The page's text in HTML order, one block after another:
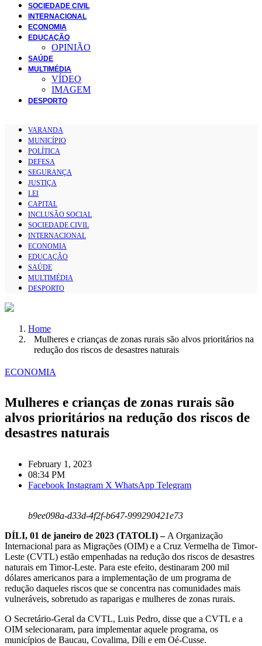
SOCIEDADE CIVIL
INTERNACIONAL
ECONOMIA
EDUCAÇÃO
OPINIÃO
SAÚDE
MULTIMÉDIA
VÍDEO
IMAGEM
DESPORTO
VARANDA
MUNICÍPIO
POLÍTICA
DEFESA
SEGURANÇA
JUSTIÇA
LEI
CAPITAL
INCLUSÃO SOCIAL
SOCIEDADE CIVIL
INTERNACIONAL
ECONOMIA
EDUCAÇÃO
SAÚDE
MULTIMÉDIA
DESPORTO
Home
Mulheres e crianças de zonas rurais são alvos prioritários na
redução dos riscos de desastres naturais
ECONOMIA
Mulheres e crianças de zonas rurais são
alvos prioritários na redução dos riscos de
desastres naturais
February 1, 2023
08:34 PM
Facebook Instagram X WhatsApp Telegram
b9ee098a-d33d-4f2f-b647-999290421e73
DÍLI, 01 de janeiro de 2023 (TATOLI) – A Organização
Internacional para as Migrações (OIM) e a Cruz Vermelha de Timor-
Leste (CVTL) estão empenhadas na redução dos riscos de desastres
naturais em Timor-Leste. Para este efeito, destinaram 200 mil
dólares americanos para a implementação de um programa de
redução daqueles riscos que se concentra nas comunidades mais
vulneráveis, sobretudo as raparigas e mulheres de zonas rurais.
O Secretário-Geral da CVTL, Luis Pedro, disse que a CVTL e a
OIM selecionaram, para implementar aquele programa, os
municípios de Baucau, Covalima, Díli e em Oé-Cusse.